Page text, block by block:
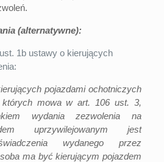
(alternatywne):
1b ustawy o kierujących
pojazdami ochotniczych
których mowa wart. 106 ust. 3,
wydania zezwolenia na
uprzywilejowanym jest
wydanego przez
ma być kierującym pojazdem